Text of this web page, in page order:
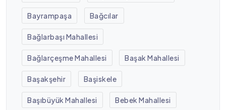
Bayrampaşa Bağcılar
Bağlarbaşı Mahallesi
Bağlarçeşme Mahallesi Başak Mahallesi
Başakşehir Başiskele
Başıbüyük Mahallesi Bebek Mahallesi